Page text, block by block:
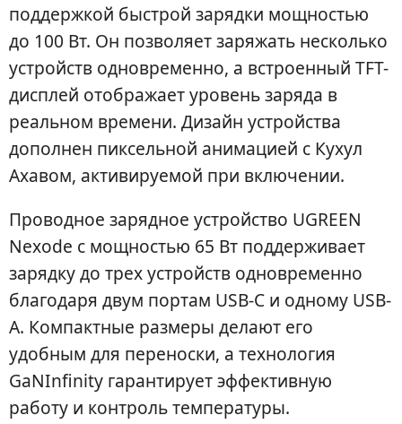
поддержкой быстрой зарядки мощностью
до 100 Вт. Он позволяет заряжать несколько
устройств одновременно, а встроенный TFT-
дисплей отображает уровень заряда в
реальном времени. Дизайн устройства
дополнен пиксельной анимацией с Кухул
Ахавом, активируемой при включении.
Проводное зарядное устройство UGREEN
Nexode с мощностью 65 Вт поддерживает
зарядку до трех устройств одновременно
благодаря двум портам USB-C и одному USB-
A. Компактные размеры делают его
удобным для переноски, а технология
GaNInfinity гарантирует эффективную
работу и контроль температуры.